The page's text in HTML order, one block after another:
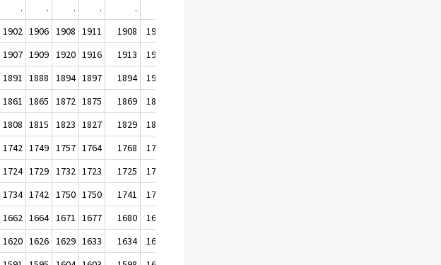
. . . . .
1902 1906 1908 1911 1908 1906
1907 1909 1920 1916 1913 1910
1891 1888 1894 1897 1894 1901
1861 1865 1872 1875 1869 1871
1808 1815 1823 1827 1829 1828
1742 1749 1757 1764 1768 1777
1724 1729 1732 1723 1725 1726
1734 1742 1750 1750 1741 1736
1662 1664 1671 1677 1680 1678
1620 1626 1629 1633 1634 1635